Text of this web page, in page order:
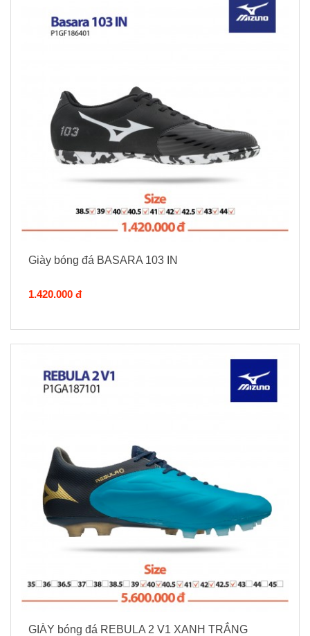
Giày bóng đá BASARA 103 IN
1.420.000 đ
GIÀY bóng đá REBULA 2 V1 XANH TRẮNG